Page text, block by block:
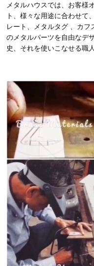
メタルハウスでは、お客様
ト、様々な用途に合わせて
レート、メタルタグ 、カ
のメタルパーツを自由なデ
史、それを使いこなせる職